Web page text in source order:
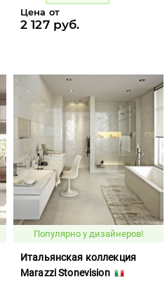
Цена от
2 127 руб.
Популярно у дизайнеров!
Итальянская коллекция
Marazzi Stonevision